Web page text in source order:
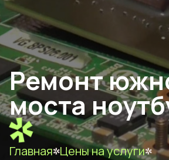
Ремонт
моста
Главная Цены на услуги